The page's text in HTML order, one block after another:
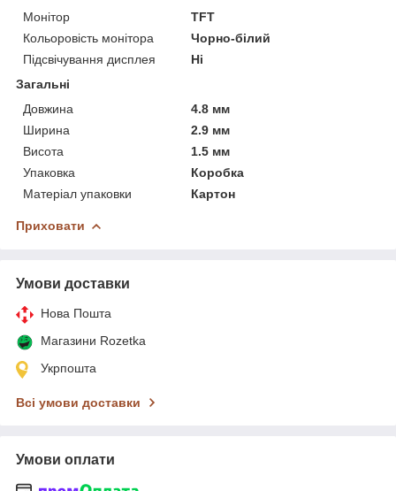
Монітор
TFT
Кольоровість монітора
Чорно-білий
Підсвічування дисплея
Ні
Загальні
Довжина
4.8 мм
Ширина
2.9 мм
Висота
1.5 мм
Упаковка
Коробка
Матеріал упаковки
Картон
Приховати
Умови доставки
Нова Пошта
Магазини Rozetka
Укрпошта
Всі умови доставки
Умови оплати